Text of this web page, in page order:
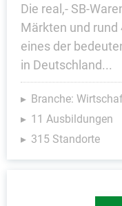
Die real,- SB-
Märkten und
eines der
in Deutschland...
Branche:
11 Ausbildungen
315 Standorte